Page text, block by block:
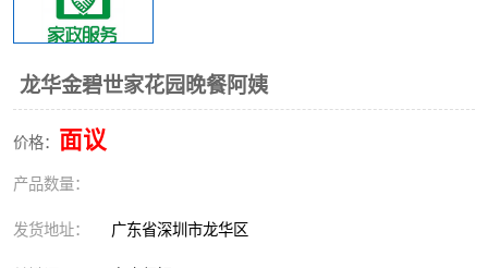
龙华金碧世家花园晚餐阿姨
价格： 面议
产品数量：
发货地址： 广东省深圳市龙华区